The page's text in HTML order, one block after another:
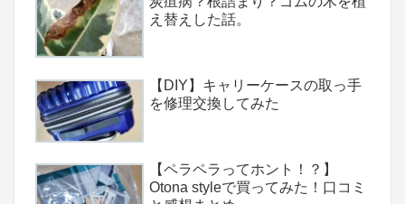
え替えした話。
【DIY】キャリーケースの取っ手
を修理交換してみた
【ペラペラってホント！？】
Otona styleで買ってみた！口コミ